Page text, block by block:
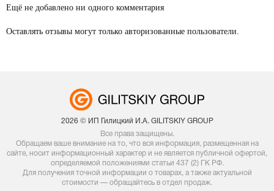
Ещё не добавлено ни одного комментария
Оставлять отзывы могут только авторизованные пользователи.
2026 © ИП Гилицкий И.А. GILITSKIY GROUP
Все права защищены.
Обращаем ваше внимание на то, что вся информация, размещенная на
сайте, носит информационный характер и не является публичной офертой,
определяемой положениями статьи 437 (2) ГК РФ.
Для получения точной информации о товарах, а также актуальной
стоимости — обращайтесь в отдел продаж.